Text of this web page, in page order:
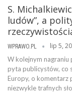
S.
ludów”, a
WPRAWO.PL lip 5,
W kolejnym
pyta publicystów, co
Europy, o komentarz
niezwykle trafnych